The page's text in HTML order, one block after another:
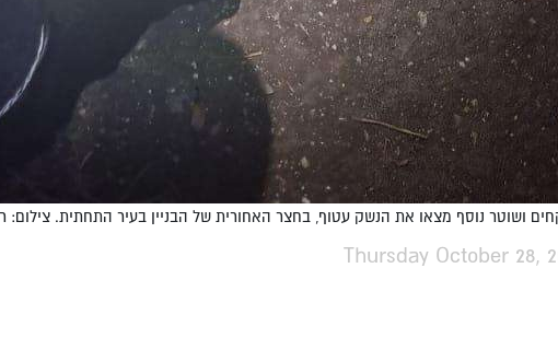
ושוטר נוסף מצאו את הנשק עטוף, בחצר האחורית של הבניין בעיר התחתית. צילום:
Thursday October 28,